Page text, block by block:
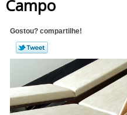
Campo
Gostou? compartilhe!